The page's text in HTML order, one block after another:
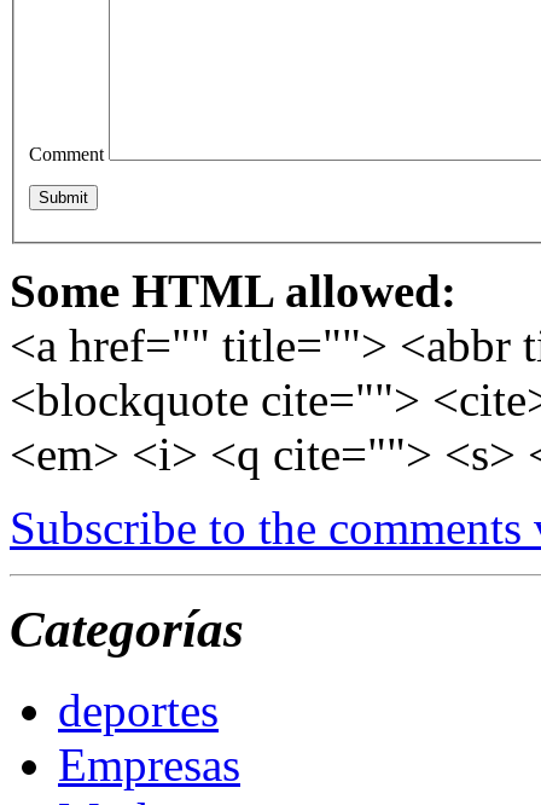
Comment
Some HTML allowed:
<a href="" title=""> <abbr
<blockquote cite="">
<em> <i> <q cite=""> <s>
Subscribe to the comments
Categorías
deportes
Empresas